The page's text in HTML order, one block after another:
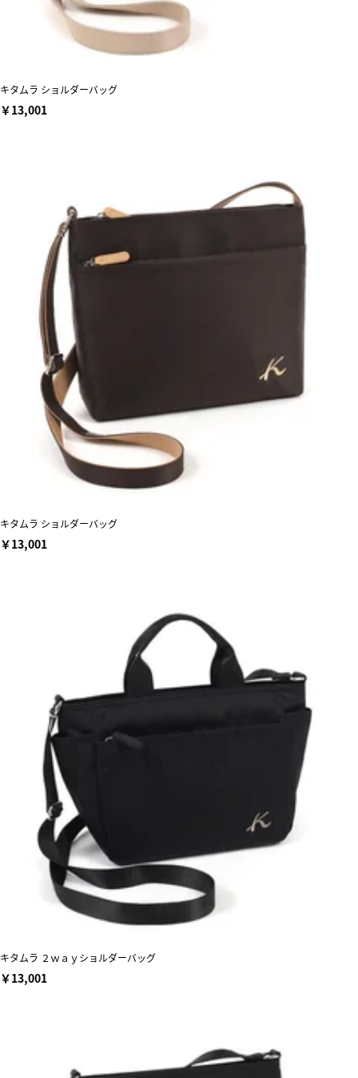
キタムラ ショルダーバッグ
￥13,001
キタムラ ショルダーバッグ
￥13,001
キタムラ ２ｗａｙショルダーバッグ
￥13,001